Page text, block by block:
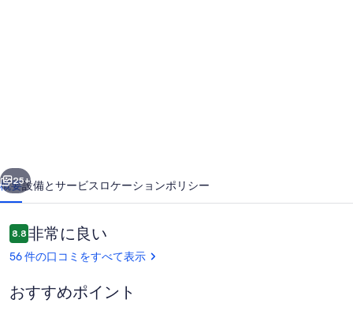
コ
テ
ー
ジ
の
写
25+
概要設備とサービス ロケーションポリシー
口
コ
ミ
8.810段階中8.8
非常に良い
56 件の口コミをすべて表示
おすすめポイント